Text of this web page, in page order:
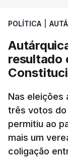
POLÍTICA
resultado
Nas eleições
três votos do
permitiu ao
mais um
coligação